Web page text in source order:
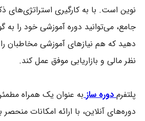
نوین است. با به کارگیری استراتژی‌های
جامع، می‌توانید دوره آموزشی خود را به
دهید که هم نیازهای آموزشی مخاطبان را
نظر مالی و بازاریابی موفق عمل کند.
پلتفرم دوره ساز به عنوان یک همراه
دوره‌های آنلاین، با ارائه امکانات